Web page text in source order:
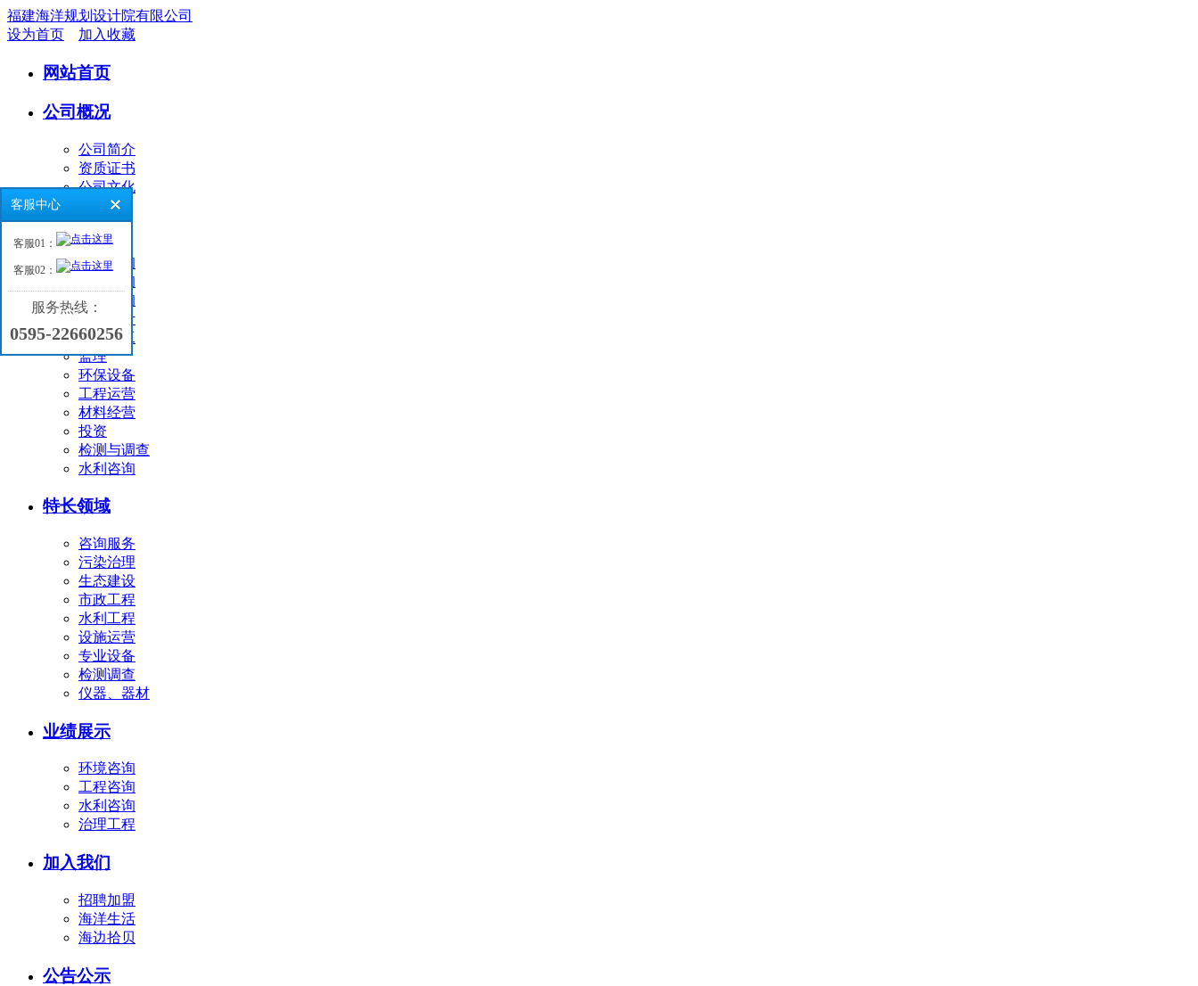
福建海洋规划设计院有限公司
设为首页
加入收藏
网站首页
公司概况
公司简介
资质证书
公司文化
业务领域
环境咨询
工程咨询
海洋咨询
工程设计
工程施工
监理
环保设备
工程运营
材料经营
投资
检测与调查
水利咨询
特长领域
咨询服务
污染治理
生态建设
市政工程
水利工程
设施运营
专业设备
检测调查
仪器、器材
业绩展示
环境咨询
工程咨询
水利咨询
治理工程
加入我们
招聘加盟
海洋生活
海边拾贝
公告公示
客服中心
客服01：
客服02：
服务热线：
0595-22660256